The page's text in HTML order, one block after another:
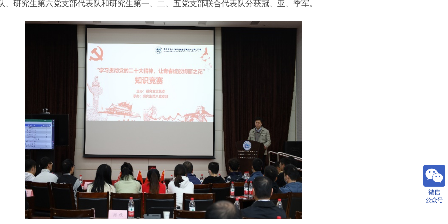
、研究生第六党支部代表队和研究生第一、二、五党支部联合代表队分获冠、亚、季军。